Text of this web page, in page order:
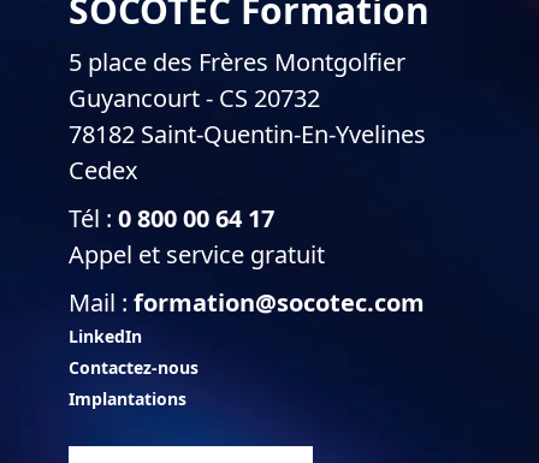
SOCOTEC Formation
5 place des Frères Montgolfier
Guyancourt - CS 20732
78182 Saint-Quentin-En-Yvelines
Cedex
Tél : 0 800 00 64 17
Appel et service gratuit
Mail : formation@socotec.com
LinkedIn
Contactez-nous
Implantations